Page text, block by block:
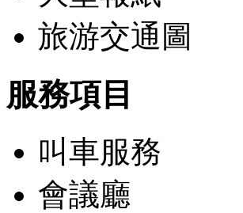
旅游交通圖
服務項目
叫車服務
會議廳